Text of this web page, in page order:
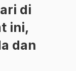
di
ini,
dan